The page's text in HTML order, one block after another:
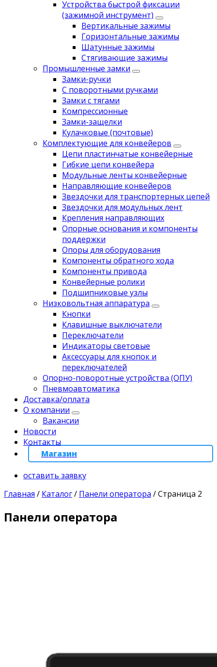
Устройства быстрой фиксации
(зажимной инструмент)
Вертикальные зажимы
Горизонтальные зажимы
Шатунные зажимы
Стягивающие зажимы
Промышленные замки
Замки-ручки
С поворотными ручками
Замки с тягами
Компрессионные
Замки-защелки
Кулачковые (почтовые)
Комплектующие для конвейеров
Цепи пластинчатые конвейерные
Гибкие цепи конвейера
Модульные ленты конвейерные
Направляющие конвейеров
Звездочки для транспортерных цепей
Звездочки для модульных лент
Крепления направляющих
Опорные основания и компоненты
поддержки
Опоры для оборудования
Компоненты обратного хода
Компоненты привода
Koнвейерныe pолики
Подшипниковые узлы
Низковольтная аппаратура
Кнопки
Клавишные выключатели
Переключатели
Индикаторы световые
Аксессуары для кнопок и
переключателей
Опорно-поворотные устройства (ОПУ)
Пневмоавтоматика
Доставка/оплата
О компании
Вакансии
Новости
Контакты
Магазин
оставить заявку
Главная / Каталог/ Панели оператора /Страница 2
Панели оператора